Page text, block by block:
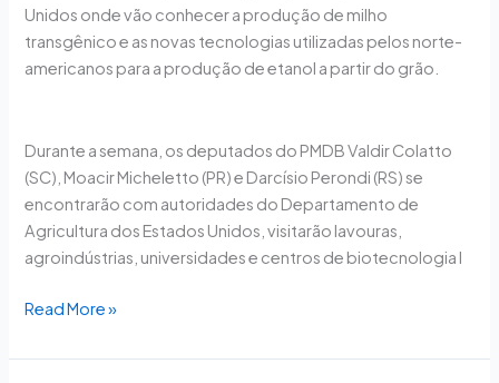
Unidos onde vão conhecer a produção de milho
transgênico e as novas tecnologias utilizadas pelos norte-
americanos para a produção de etanol a partir do grão.
Durante a semana, os deputados do PMDB Valdir Colatto
(SC), Moacir Micheletto (PR) e Darcísio Perondi (RS) se
encontrarão com autoridades do Departamento de
Agricultura dos Estados Unidos, visitarão lavouras,
agroindústrias, universidades e centros de biotecnologia l
Read More »